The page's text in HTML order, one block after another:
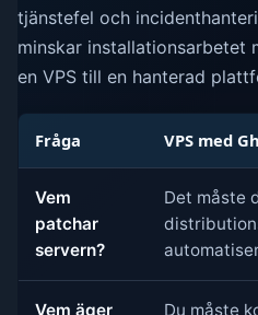
tjänstefel och
minskar installationsarbetet
en VPS till en hanterad
Fråga VPS med
Vem
patchar
servern?
Det måste
Vem äger
Du måste